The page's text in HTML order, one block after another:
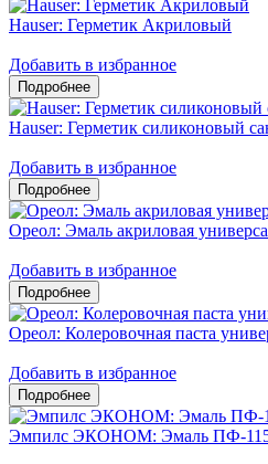
Hauser: Герметик Акриловый
Добавить в избранное
Hauser: Герметик силиконовый
Добавить в избранное
Ореол: Эмаль акриловая
Добавить в избранное
Ореол: Колеровочная паста
Добавить в избранное
Эмпилс ЭКОНОМ: Эмаль ПФ-